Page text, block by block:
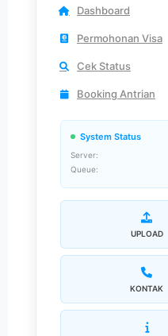
Dashboard
Permohonan Visa
Cek Status
Booking Antrian
System Status
Server:
Queue:
UPLOAD
KONTAK